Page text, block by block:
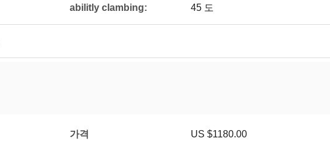
abilitly clambing: 45 도
가격 US $1180.00